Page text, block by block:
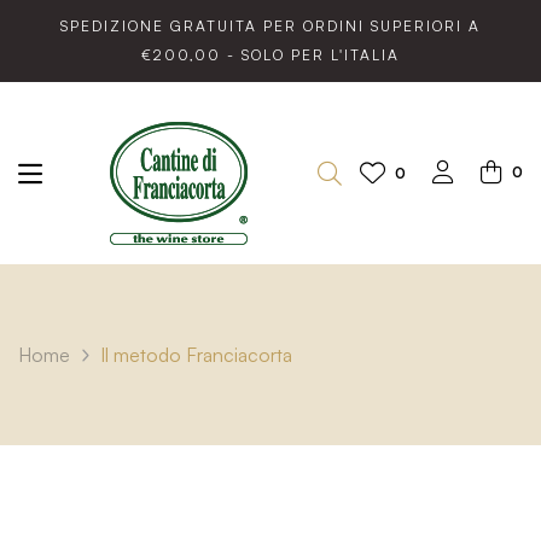
SPEDIZIONE GRATUITA PER ORDINI SUPERIORI A
€200,00 - SOLO PER L'ITALIA
0 0
Home Il metodo Franciacorta